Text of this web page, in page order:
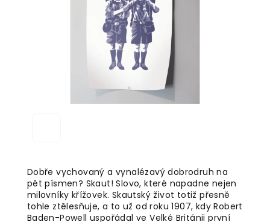
Dobře vychovaný a vynalézavý dobrodruh na
pět písmen? Skaut! Slovo, které napadne nejen
milovníky křížovek. Skautský život totiž přesně
tohle ztělesňuje, a to už od roku 1907, kdy Robert
Baden-Powell uspořádal ve Velké Británii první